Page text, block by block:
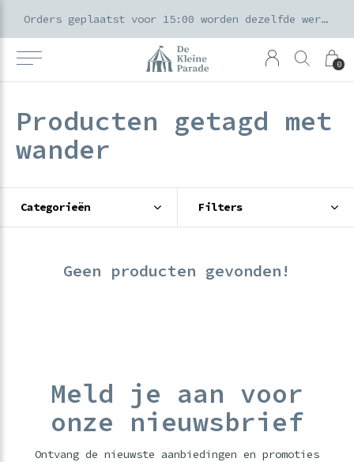
0
Orders geplaatst voor 15:00 worden dezelfde werkdag verzonden
Producten getagd met
wander
Categorieën Filters
Geen producten gevonden!
Meld je aan voor
onze nieuwsbrief
Ontvang de nieuwste aanbiedingen en promoties